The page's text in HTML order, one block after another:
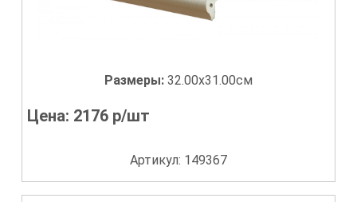
Размеры: 32.00x31.00см
Цена: 2176 р/шт
Артикул: 149367